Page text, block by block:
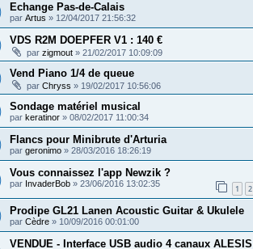
Echange Pas-de-Calais
par Artus » 12/04/2017 21:56:32
VDS R2M DOEPFER V1 : 140 €
par zigmout » 21/02/2017 10:09:09
Vend Piano 1/4 de queue
par Chryss » 19/02/2017 10:56:06
Sondage matériel musical
par keratinor » 08/02/2017 11:00:34
Flancs pour Minibrute d'Arturia
par geronimo » 28/03/2016 18:26:19
Vous connaissez l'app Newzik ?
par InvaderBob » 23/06/2016 13:02:35 1 2
Prodipe GL21 Lanen Acoustic Guitar & Ukulele
par Cèdre » 10/09/2016 00:01:00
VENDUE - Interface USB audio 4 canaux ALESIS